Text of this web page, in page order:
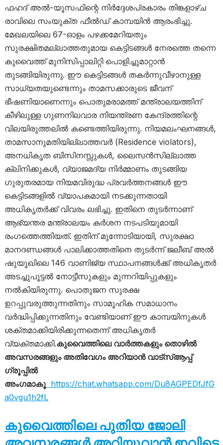
ഫഹദ് അൽ-യൂസഫിന്റെ നിർദ്ദേശപ്രകാരം തിങ്കളാഴ്ച
രാവിലെ സംയുക്ത ഫീൽഡ് കാമ്പയിൻ ആരംഭിച്ചു.
മേഖലയിലെ 67-ഓളം പഴക്കമേറിയതും
സുരക്ഷിതമല്ലാത്തതുമായ കെട്ടിടങ്ങൾ നേരത്തെ തന്നെ
കുവൈത്ത് മുനിസിപ്പാലിറ്റി പൊളിച്ചുമാറ്റാൻ
തുടങ്ങിയിരുന്നു. ഈ കെട്ടിടങ്ങൾ തകർന്നുവീഴാനുള്ള
സാധ്യതയുണ്ടെന്നും താമസക്കാരുടെ ജീവന്
ഭീഷണിയാണെന്നും പൊതുമരാമത്ത് മന്ത്രാലയത്തിന്
കീഴിലുള്ള ഗുണനിലവാര നിയന്ത്രണ കേന്ദ്രത്തിന്റെ
വിലയിരുത്തലിൽ കണ്ടെത്തിയിരുന്നു. നിയമലംഘനങ്ങൾ,
താമസാനുമതിയില്ലാത്തവർ (Residence violators),
അനധികൃത ബിസിനസ്സുകൾ, ലൈസൻസില്ലാത്ത
ക്ലിനിക്കുകൾ, വ്യാജമദ്യ നിർമ്മാണം തുടങ്ങിയ
ഗുരുതരമായ നിയമവിരുദ്ധ പ്രവർത്തനങ്ങൾ ഈ
കെട്ടിടങ്ങളിൽ വ്യാപകമായി നടക്കുന്നതായി
അധികൃതർക്ക് വിവരം ലഭിച്ചു. ഇതിനെ തുടർന്നാണ്
ആഭ്യന്തര മന്ത്രാലയം കർശന നടപടിയുമായി
രംഗത്തെത്തിയത്. ഇതിന് മുന്നോടിയായി, സുരക്ഷാ
മാനദണ്ഡങ്ങൾ പാലിക്കാത്തതിനെ തുടർന്ന് ജലീബ് അൽ
ഷുയൂഖിലെ 146 വാണിജ്യ സ്ഥാപനങ്ങൾക്ക് അധികൃതർ
അടച്ചുപൂട്ടൽ നോട്ടീസുകളും മുന്നറിയിപ്പുകളും
നൽകിയിരുന്നു. പൊതുജന സുരക്ഷ
ഉറപ്പുവരുത്തുന്നതിനും സാമൂഹിക സമാധാനം
വർദ്ധിപ്പിക്കുന്നതിനും വേണ്ടിയാണ് ഈ കാമ്പയിനുകൾ
ശക്തമാക്കിയിരിക്കുന്നതെന്ന് അധികൃതർ
വ്യക്തമാക്കി.കുവൈത്തിലെ വാർത്തകളും തൊഴിൽ
അവസരങ്ങളും അതിവേഗം അറിയാൻ വാട്സ്ആപ്പ്
ഗ്രൂപ്പിൽ
അംഗമാകൂhttps://chat.whatsapp.com/Du8AGPEDfJfG
a0vgu1h2fL
കുവൈത്തിലെ പുതിയ ജോലി